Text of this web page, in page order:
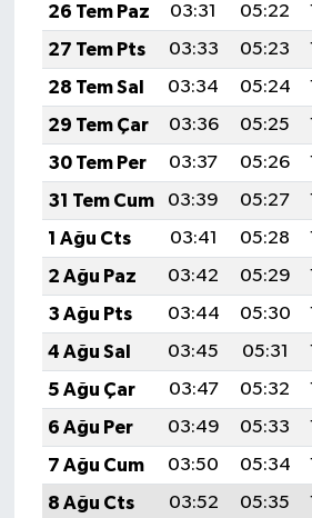
26 Tem Paz
03:31 05:22
27 Tem Pts
03:33 05:23
28 Tem Sal
03:34 05:24
29 Tem Çar
03:36 05:25
30 Tem Per
03:37 05:26
31 Tem Cum
03:39 05:27
1 Ağu Cts
03:41 05:28
2 Ağu Paz
03:42 05:29
3 Ağu Pts
03:44 05:30
4 Ağu Sal
03:45 05:31
5 Ağu Çar
03:47 05:32
6 Ağu Per
03:49 05:33
7 Ağu Cum
03:50 05:34
8 Ağu Cts
03:52 05:35